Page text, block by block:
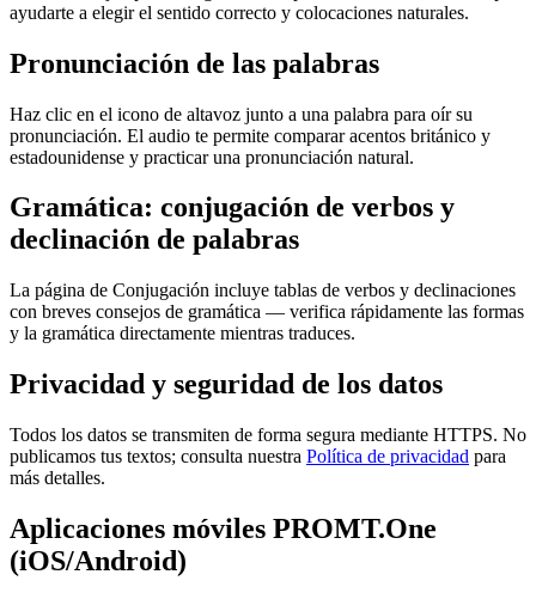
ayudarte a elegir el sentido correcto y colocaciones naturales.
Pronunciación de las palabras
Haz clic en el icono de altavoz junto a una palabra para oír su
pronunciación. El audio te permite comparar acentos británico y
estadounidense y practicar una pronunciación natural.
Gramática: conjugación de verbos y
declinación de palabras
La página de Conjugación incluye tablas de verbos y declinaciones
con breves consejos de gramática — verifica rápidamente las formas
y la gramática directamente mientras traduces.
Privacidad y seguridad de los datos
Todos los datos se transmiten de forma segura mediante HTTPS. No
publicamos tus textos; consulta nuestra Política de privacidad para
más detalles.
Aplicaciones móviles PROMT.One
(iOS/Android)